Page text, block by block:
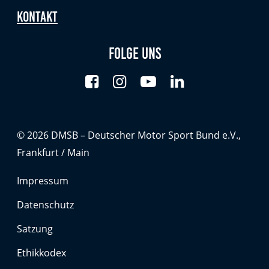
Kontakt
Folge uns
© 2026 DMSB – Deutscher Motor Sport Bund e.V.,
Frankfurt / Main
Impressum
Datenschutz
Satzung
Ethikkodex